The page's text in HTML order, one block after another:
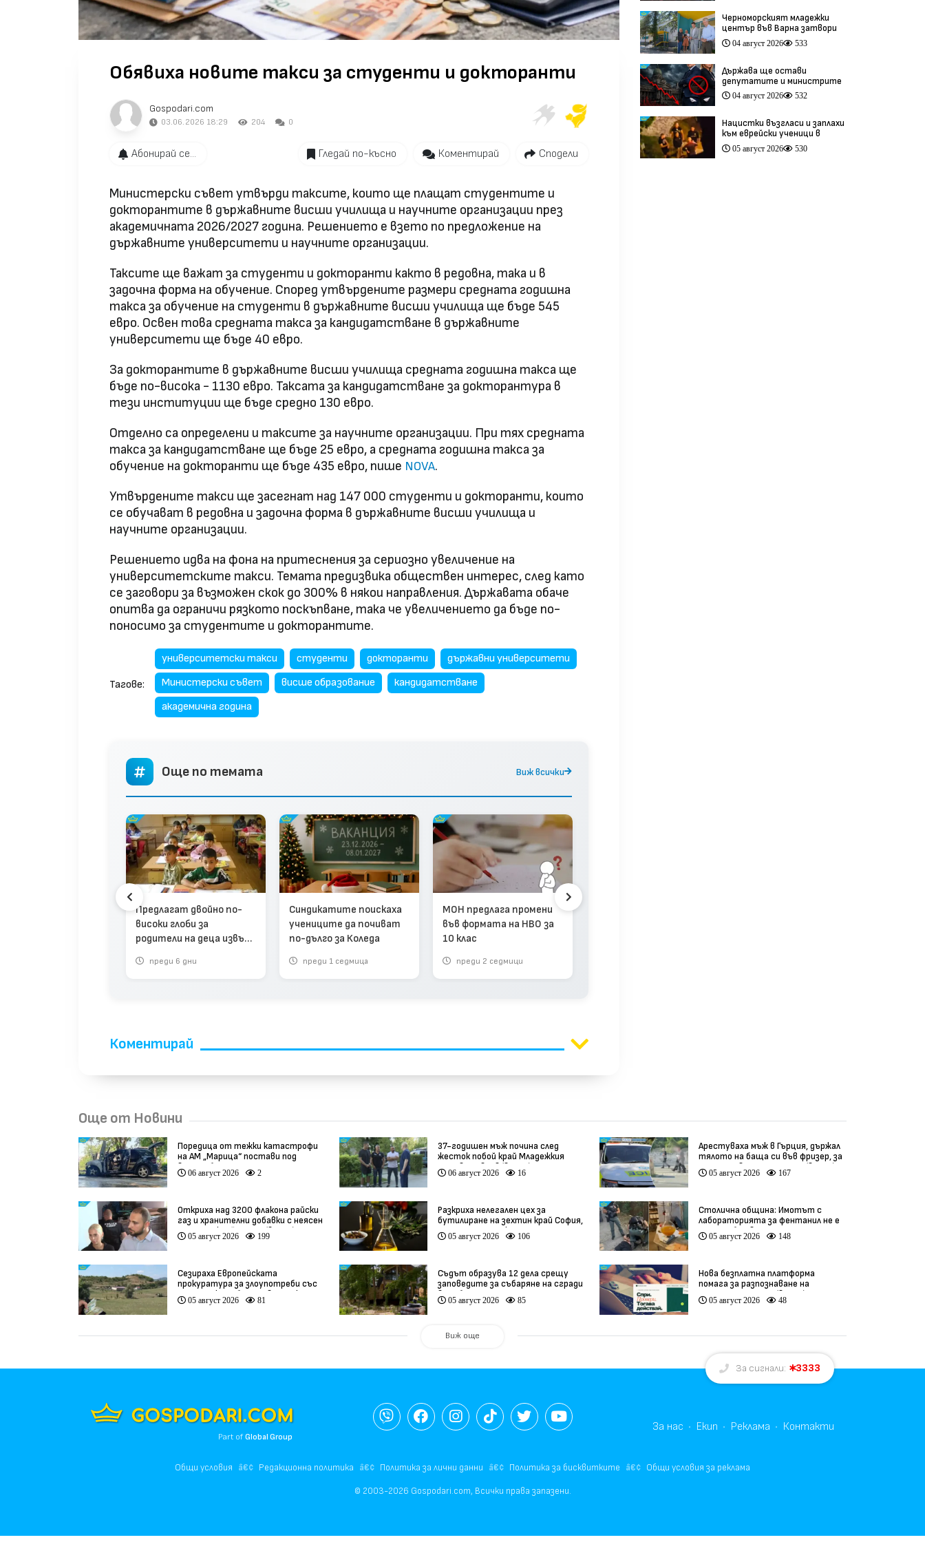
Обявиха новите такси за студенти и докторанти
Gospodari.com
03.06.2026 18:29 204 0
Абонирай се... Гледай по-късно Коментирай Сподели
Министерски съвет утвърди таксите, които ще плащат студентите и
докторантите в държавните висши училища и научните организации през
академичната 2026/2027 година. Решението е взето по предложение на
държавните университети и научните организации.
Таксите ще важат за студенти и докторанти както в редовна, така и в
задочна форма на обучение. Според утвърдените размери средната годишна
такса за обучение на студенти в държавните висши училища ще бъде 545
евро. Освен това средната такса за кандидатстване в държавните
университети ще бъде 40 евро.
За докторантите в държавните висши училища средната годишна такса ще
бъде по-висока - 1130 евро. Таксата за кандидатстване за докторантура в
тези институции ще бъде средно 130 евро.
Отделно са определени и таксите за научните организации. При тях средната
такса за кандидатстване ще бъде 25 евро, а средната годишна такса за
обучение на докторанти ще бъде 435 евро, пише NOVA.
Утвърдените такси ще засегнат над 147 000 студенти и докторанти, които
се обучават в редовна и задочна форма в държавните висши училища и
научните организации.
Решението идва на фона на притеснения за сериозно увеличение на
университетските такси. Темата предизвика обществен интерес, след като
се заговори за възможен скок до 300% в някои направления. Държавата обаче
опитва да ограничи рязкото поскъпване, така че увеличението да бъде по-
поносимо за студентите и докторантите.
Тагове:
университетски такси студенти докторанти
държавни университети
Министерски съвет
висше образование
кандидатстване
академична година
Още по темата Виж всички
Предлагат двойно по-
високи глоби за
родители на деца извън
преди 6 дни
Синдикатите поискаха
учениците да почиват
по-дълго за Коледа
преди 1 седмица
МОН предлага промени
във формата на НВО за
10 клас
преди 2 седмици
Коментирай
Черноморският младежки
център във Варна затвори
врати ден след откриването
си (видео)
04 август 2026 533
Държава ще остави
депутатите и министрите
си без заплати, ако
бюджетът е на червено
04 август 2026 532
Нацистки възгласи и заплахи
към еврейски ученици в
Банско разтърсиха Италия
(видео)
05 август 2026 530
Още от Новини
Поредица от тежки катастрофи
на АМ „Марица“ постави под
въпрос безопасността по
магистралата (видео)
06 август 2026 2
37-годишен мъж почина след
жесток побой край Младежкия
хълм в Пловдив (видео)
06 август 2026 16
Арестуваха мъж в Гърция, държал
тялото на баща си във фризер, за
да получава пенсията му (видео)
05 август 2026 167
Откриха над 3200 флакона райски
газ и хранителни добавки с неясен
произход край София (видео)
05 август 2026 199
Разкриха нелегален цех за
бутилиране на зехтин край София,
трима са задържани
05 август 2026 106
Столична община: Имотът с
лабораторията за фентанил не е
наша собственост
05 август 2026 148
Сезираха Европейската
прокуратура за злоупотреби със
земеделски субсидии в Кърджали
(видео)
05 август 2026 81
Съдът образува 12 дела срещу
заповедите за събаряне на сгради
в „Баба Алино“
05 август 2026 85
Нова безплатна платформа
помага за разпознаване на
интернет измами (видео)
05 август 2026 48
Виж още
За сигнали: 3333
Part ofGlobal Group
За нас Екип Реклама Контакти
Общи условия Редакционна политика Политика за лични данни Политика за бисквитките Общи условия за реклама
© 2003-2026 Gospodari.com, Всички права запазени.